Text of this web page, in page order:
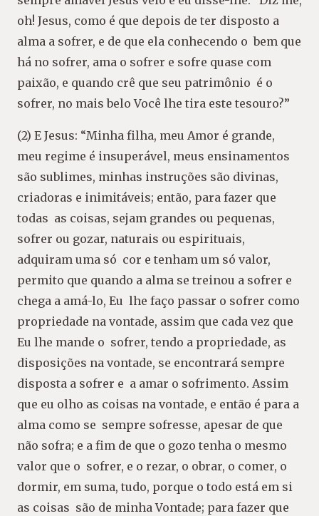
oh! Jesus, como é que depois de ter disposto a
alma a sofrer, e de que ela conhecendo o bem que
há no sofrer, ama o sofrer e sofre quase com
paixão, e quando crê que seu patrimônio é o
sofrer, no mais belo Você lhe tira este tesouro?”
(2) E Jesus: “Minha filha, meu Amor é grande,
meu regime é insuperável, meus ensinamentos
são sublimes, minhas instruções são divinas,
criadoras e inimitáveis; então, para fazer que
todas as coisas, sejam grandes ou pequenas,
sofrer ou gozar, naturais ou espirituais,
adquiram uma só cor e tenham um só valor,
permito que quando a alma se treinou a sofrer e
chega a amá-lo, Eu lhe faço passar o sofrer como
propriedade na vontade, assim que cada vez que
Eu lhe mande o sofrer, tendo a propriedade, as
disposições na vontade, se encontrará sempre
disposta a sofrer e a amar o sofrimento. Assim
que eu olho as coisas na vontade, e então é para a
alma como se sempre sofresse, apesar de que
não sofra; e a fim de que o gozo tenha o mesmo
valor que o sofrer, e o rezar, o obrar, o comer, o
dormir, em suma, tudo, porque o todo está em si
as coisas são de minha Vontade; para fazer que